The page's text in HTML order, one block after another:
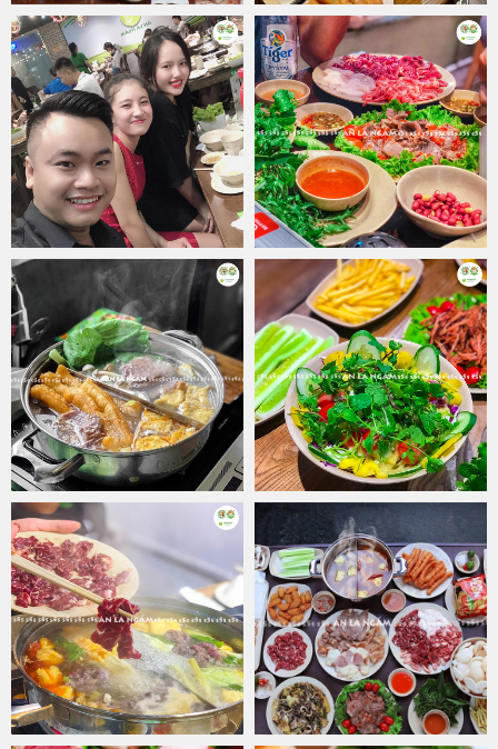
Đặt miếng thịt mềm thơm đang vào giữa lá xà lách tươi ngon, thêm
bún rối mềm mướt, thêm rau sống, chuối xanh, miếng dứa hay xoài
chua, gói tất cả vào trong miếng bánh tráng rồi chấm với mắm
chua chua ngọt ngọt mà thưởng thức mới thấy hết cái tinh hoa của
ẩm thực lẩu - cuốn đặc trưng ở nơi này. Nhiều người thích nhúng
thịt với rau vào nồi nước nóng hổi rồi ăn ngay. Thưởng thức như
vậy dù ngon song vẫn chưa đúng điệu. Nếu chịu khó thực hiện đủ
công đoạn cuốn chấm, thêm thắt rau sống, bún, miếng đậu rán hay
dừa tươi thì món ăn mới thú vị, vui tay mà ngon hơn nhiều.
Cả gia đình hay bạn bè cùng ngồi quây quần bên nồi lẩu ấm cúng,
bỏ mặc lại bên ngoài cửa tất cả những gì bộn bề, xô bồ của công
việc, cuộc sống, cùng thưởng thức hương đậm đà của món ăn,
cùng sẻ chia vị ngọt ngào của sự gắn kết.